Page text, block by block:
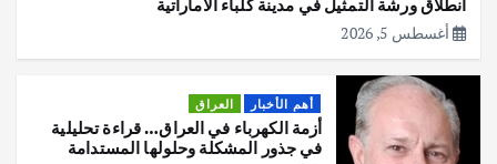
انطلاق ورشة التمثيل في مدينة كلباء الاماراتية
أغسطس 5, 2026
أهم الأخبار العراق
أزمة الكهرباء في العراق… قراءة تحليلية
في جذور المشكلة وحلولها المستدامة